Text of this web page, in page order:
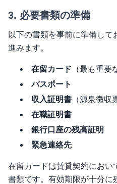
3. 必要書類の準備
以下の書類を事前に準備し
進みます。
在留カード （最も重要
パスポート
収入証明書 （源泉徴収
在職証明書
銀行口座の残高証明
緊急連絡先
在留カードは賃貸契約におい
書類です。有効期限が十分に